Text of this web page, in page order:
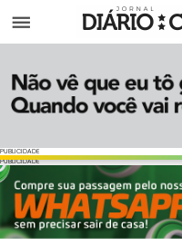
Menu
PUBLICIDADE
PUBLICIDADE